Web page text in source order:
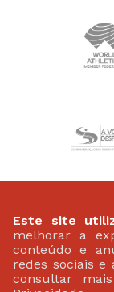
Este site
melhorar a
conteúdo e
redes sociais e
consultar